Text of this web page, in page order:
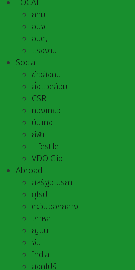
LOCAL
กทม.
อบจ.
อบต,
แรงงาน
Social
ข่าวสังคม
สิ่งแวดล้อม
CSR
ท่องเที่ยว
บันเทิง
กีฬา
Lifestile
VDO Clip
Abroad
สหรัฐอเมริกา
ยุโรป
ตะวันออกกลาง
เกาหลี
ญี่ปุ่น
จีน
India
สิงคโปร์